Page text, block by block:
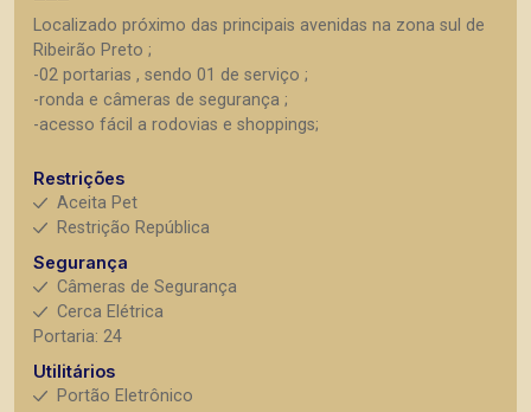
Localizado próximo das principais avenidas na zona sul de
Ribeirão Preto ;
-02 portarias , sendo 01 de serviço ;
-ronda e câmeras de segurança ;
-acesso fácil a rodovias e shoppings;
Restrições
Aceita Pet
Restrição República
Segurança
Câmeras de Segurança
Cerca Elétrica
Portaria: 24
Utilitários
Portão Eletrônico